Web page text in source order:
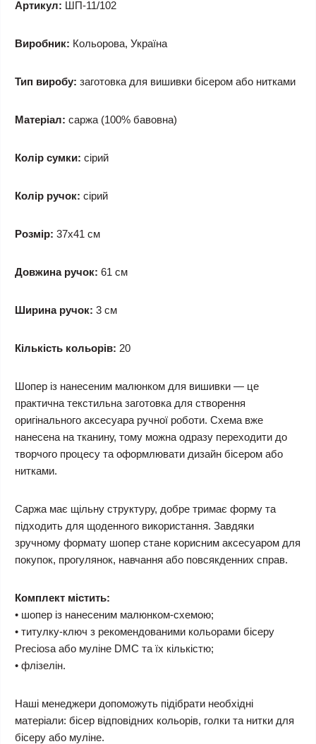
Артикул: ШП-11/102
Виробник: Кольорова, Україна
Тип виробу: заготовка для вишивки бісером або нитками
Матеріал: саржа (100% бавовна)
Колір сумки: сірий
Колір ручок: сірий
Розмір: 37x41 см
Довжина ручок: 61 см
Ширина ручок: 3 см
Кількість кольорів: 20
Шопер із нанесеним малюнком для вишивки — це
практична текстильна заготовка для створення
оригінального аксесуара ручної роботи. Схема вже
нанесена на тканину, тому можна одразу переходити до
творчого процесу та оформлювати дизайн бісером або
нитками.
Саржа має щільну структуру, добре тримає форму та
підходить для щоденного використання. Завдяки
зручному формату шопер стане корисним аксесуаром для
покупок, прогулянок, навчання або повсякденних справ.
Комплект містить:
• шопер із нанесеним малюнком-схемою;
• титулку-ключ з рекомендованими кольорами бісеру
Preciosa або муліне DMC та їх кількістю;
• флізелін.
Наші менеджери допоможуть підібрати необхідні
матеріали: бісер відповідних кольорів, голки та нитки для
бісеру або муліне.